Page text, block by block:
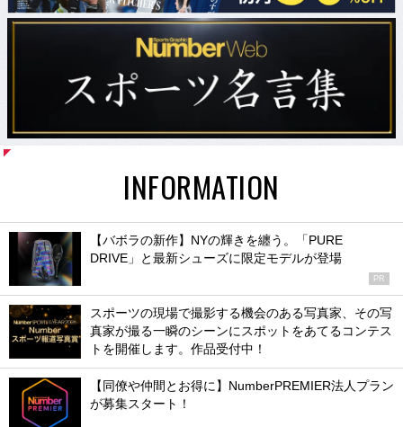
INFORMATION
【バボラの新作】NYの輝きを纏う。「PURE
DRIVE」と最新シューズに限定モデルが登場
PR
スポーツの現場で撮影する機会のある写真家、その写
真家が撮る一瞬のシーンにスポットをあてるコンテス
トを開催します。作品受付中！
【同僚や仲間とお得に】NumberPREMIER法人プラン
が募集スタート！